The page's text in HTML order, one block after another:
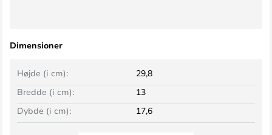
Dimensioner
Bredde (i cm): 13
Højde (i cm): 29,8
Dybde (i cm): 17,6